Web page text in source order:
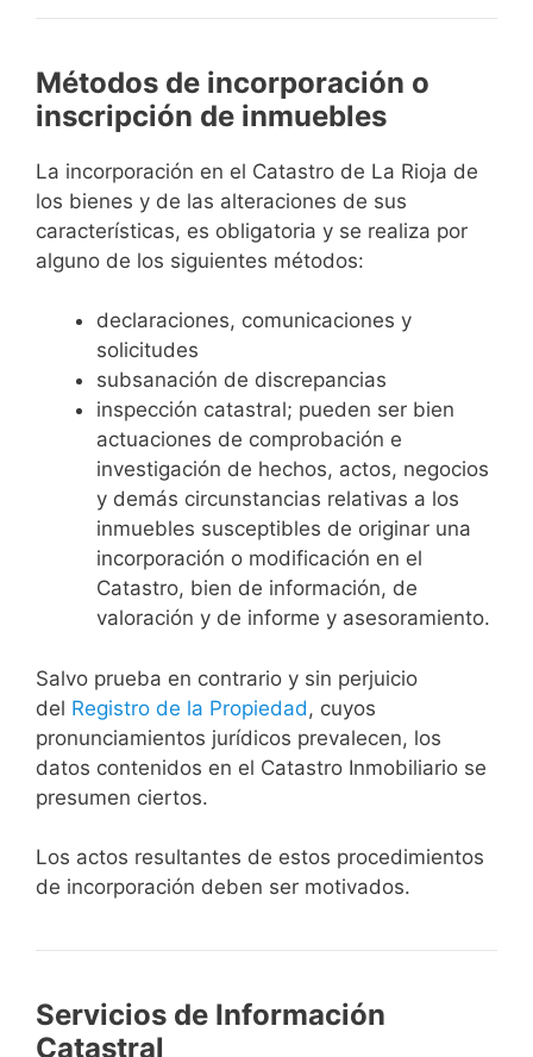
Métodos de incorporación o
inscripción de inmuebles
La incorporación en el Catastro de La Rioja de
los bienes y de las alteraciones de sus
características, es obligatoria y se realiza por
alguno de los siguientes métodos:
declaraciones, comunicaciones y
solicitudes
subsanación de discrepancias
inspección catastral; pueden ser bien
actuaciones de comprobación e
investigación de hechos, actos, negocios
y demás circunstancias relativas a los
inmuebles susceptibles de originar una
incorporación o modificación en el
Catastro, bien de información, de
valoración y de informe y asesoramiento.
Salvo prueba en contrario y sin perjuicio
del Registro de la Propiedad , cuyos
pronunciamientos jurídicos prevalecen, los
datos contenidos en el Catastro Inmobiliario se
presumen ciertos.
Los actos resultantes de estos procedimientos
de incorporación deben ser motivados.
Servicios de Información
Catastral